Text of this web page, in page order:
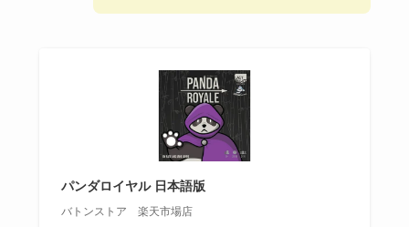
パンダロイヤル 日本語版
バトンストア 楽天市場店